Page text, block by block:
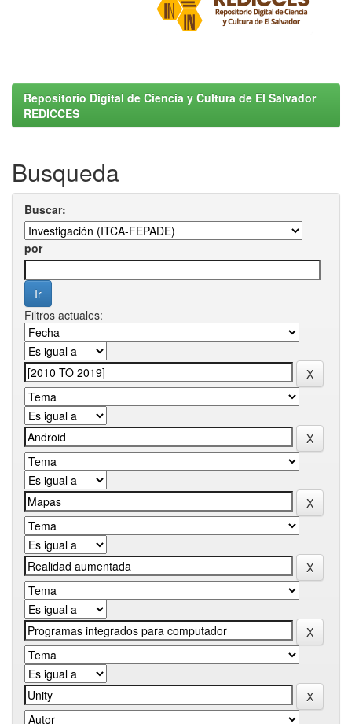
Repositorio Digital de Ciencia y Cultura de El Salvador
REDICCES
Busqueda
Buscar:
por
Filtros actuales: